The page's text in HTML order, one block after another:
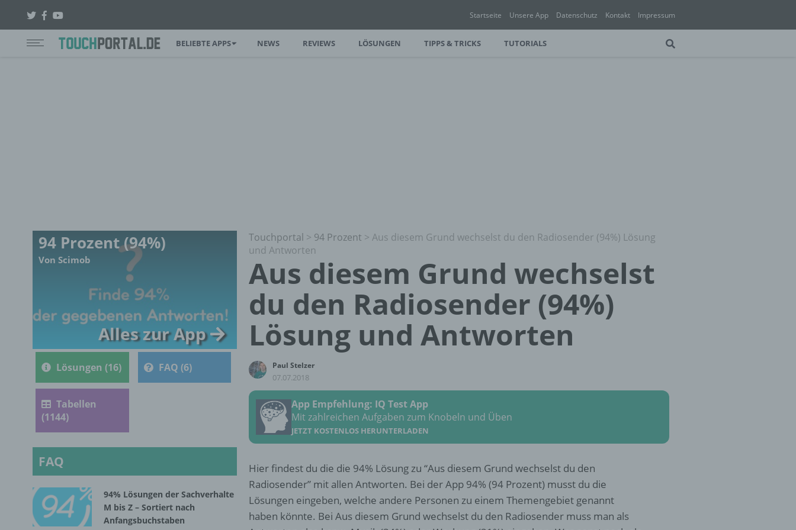
Startseite Unsere App Datenschutz Kontakt Impressum
BELIEBTE APPS NEWS REVIEWS LÖSUNGEN TIPPS & TRICKS TUTORIALS
Touchportal > 94 Prozent > Aus diesem Grund wechselst du den Radiosender (94%) Lösung
und Antworten
Aus diesem Grund wechselst
du den Radiosender (94%)
Lösung und Antworten
Paul Stelzer
07.07.2018
App Empfehlung: IQ Test App
Mit zahlreichen Aufgaben zum Knobeln und Üben
JETZT KOSTENLOS HERUNTERLADEN
Hier findest du die die 94% Lösung zu “Aus diesem Grund wechselst du den
Radiosender” mit allen Antworten. Bei der App 94% (94 Prozent) musst du die
Lösungen eingeben, welche andere Personen zu einem Themengebiet genannt
haben könnte. Bei Aus diesem Grund wechselst du den Radiosender muss man als
94 Prozent (94%)
Von Scimob
Alles zur App
Lösungen (16) FAQ (6)
Tabellen
(1144)
FAQ
94% Lösungen der Sachverhalte
M bis Z – Sortiert nach
Anfangsbuchstaben